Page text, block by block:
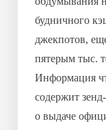
будничного
джекпотов,
пятерым тыс.
Информация
содержит
о выдаче